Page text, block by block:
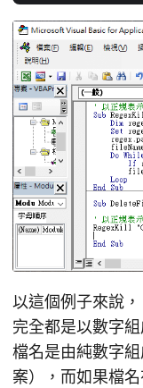
以這個例子來說，
完全都是以數字
檔名是由純數字
案），而如果檔